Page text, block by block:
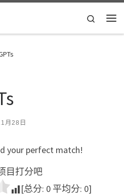
Search
月28日
your perfect match!
目打分吧
[总分: 0 平均分: 0]